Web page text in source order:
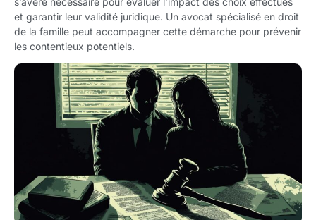
et garantir leur validité juridique. Un avocat spécialisé en droit
de la famille peut accompagner cette démarche pour prévenir
les contentieux potentiels.